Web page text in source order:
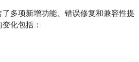
多项新增功能、错误修复和兼容性提
化包括：